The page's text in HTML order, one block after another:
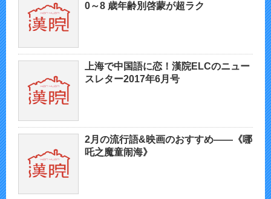
0～8 歳年齢別啓蒙が超ラク
上海で中国語に恋！漢院ELCのニュー
スレター2017年6月号
2月の流行語&映画のおすすめ――《哪
吒之魔童闹海》